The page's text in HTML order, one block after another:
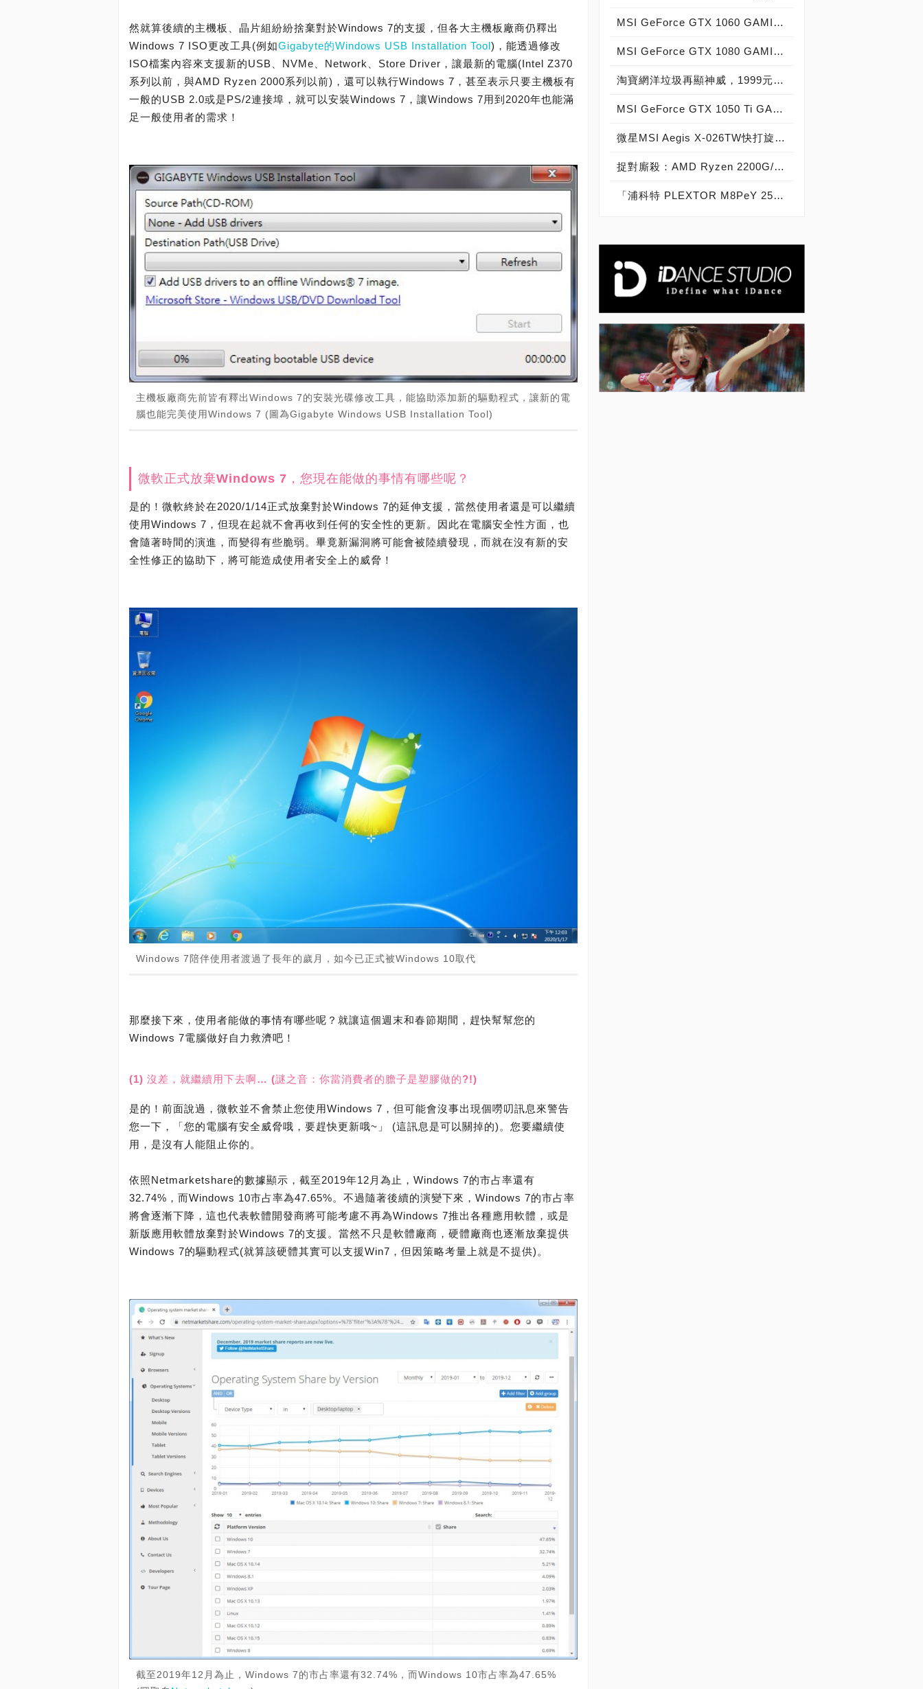
然就算後續的主機板、晶片組紛紛捨棄對於Windows 7的支援，但各大主機板廠商仍釋出
Windows 7 ISO更改工具(例如Gigabyte的Windows USB Installation Tool)，能透過修改
ISO檔案內容來支援新的USB、NVMe、Network、Store Driver，讓最新的電腦(Intel Z370
系列以前，與AMD Ryzen 2000系列以前)，還可以執行Windows 7，甚至表示只要主機板有
一般的USB 2.0或是PS/2連接埠，就可以安裝Windows 7，讓Windows 7用到2020年也能滿
足一般使用者的需求！
主機板廠商先前皆有釋出Windows 7的安裝光碟修改工具，能協助添加新的驅動程式，讓新的電
腦也能完美使用Windows 7 (圖為Gigabyte Windows USB Installation Tool)
微軟正式放棄Windows 7，您現在能做的事情有哪些呢？
是的！微軟終於在2020/1/14正式放棄對於Windows 7的延伸支援，當然使用者還是可以繼續
使用Windows 7，但現在起就不會再收到任何的安全性的更新。因此在電腦安全性方面，也
會隨著時間的演進，而變得有些脆弱。畢竟新漏洞將可能會被陸續發現，而就在沒有新的安
全性修正的協助下，將可能造成使用者安全上的威脅！
Windows 7陪伴使用者渡過了長年的歲月，如今已正式被Windows 10取代
那麼接下來，使用者能做的事情有哪些呢？就讓這個週末和春節期間，趕快幫幫您的
Windows 7電腦做好自力救濟吧！
(1) 沒差，就繼續用下去啊… (謎之音：你當消費者的膽子是塑膠做的?!)
是的！前面說過，微軟並不會禁止您使用Windows 7，但可能會沒事出現個嘮叨訊息來警告
您一下，「您的電腦有安全威脅哦，要趕快更新哦~」 (這訊息是可以關掉的)。您要繼續使
用，是沒有人能阻止你的。
依照Netmarketshare的數據顯示，截至2019年12月為止，Windows 7的市占率還有
32.74%，而Windows 10市占率為47.65%。不過隨著後續的演變下來，Windows 7的市占率
將會逐漸下降，這也代表軟體開發商將可能考慮不再為Windows 7推出各種應用軟體，或是
新版應用軟體放棄對於Windows 7的支援。當然不只是軟體廠商，硬體廠商也逐漸放棄提供
Windows 7的驅動程式(就算該硬體其實可以支援Win7，但因策略考量上就是不提供)。
截至2019年12月為止，Windows 7的市占率還有32.74%，而Windows 10市占率為47.65%
MSI GeForce GTX 1060 GAMING X 6G實測開箱，玩家級電競顯示卡中的神兵利器！
MSI GeForce GTX 1080 GAMING X 8G實測開箱，史上最強大Pascal自製顯示卡全面來襲！
淘寶網洋垃圾再顯神威，1999元買到8核心16執行緒Xeon E5-2670神器級處理器！
MSI GeForce GTX 1050 Ti GAMING X 4G實測開箱，中階電競顯示卡中的玩家精品！
微星MSI Aegis X-026TW快打旋風V同梱版實測開箱，VR電競桌機的頂尖之作！
捉對廝殺：AMD Ryzen 2200G/2400G VS Intel Core i3-8100/i5-8400
「浦科特 PLEXTOR M8PeY 256GB、512GB、1TB」實測開箱，玩家級NVMe型PCIe 3.0 x4 SSD效能實測大作戰！